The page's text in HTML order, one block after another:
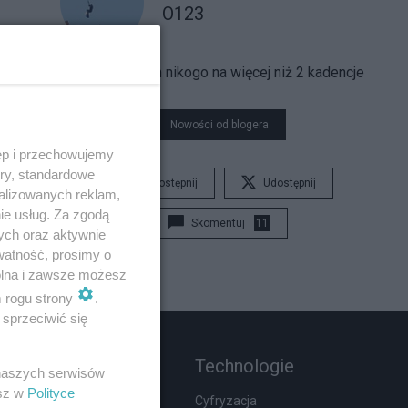
O123
Nie wybieram nikogo na więcej niż 2 kadencje
Nowości od blogera
Udostępnij Udostępnij
Skomentuj 11
Rozmaitości
Wypadki
Technologie
Cyfryzacja
i przechowujemy
standardowe
reklam,
usług. Za zgodą
oraz aktywnie
prosimy o
i zawsze możesz
rogu strony
.
się
serwisów
w Polityce